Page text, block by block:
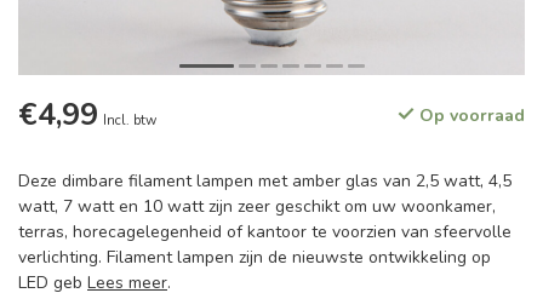
€4,99 Incl. btw Op voorraad
Deze dimbare filament lampen met amber glas van 2,5 watt, 4,5
watt, 7 watt en 10 watt zijn zeer geschikt om uw woonkamer,
terras, horecagelegenheid of kantoor te voorzien van sfeervolle
verlichting. Filament lampen zijn de nieuwste ontwikkeling op
LED geb Lees meer.